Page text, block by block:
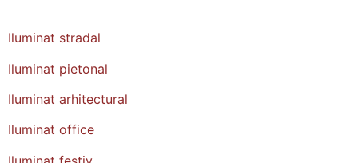
Iluminat stradal
Iluminat pietonal
Iluminat arhitectural
Iluminat office